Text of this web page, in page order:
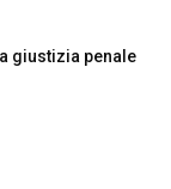
giustizia penale